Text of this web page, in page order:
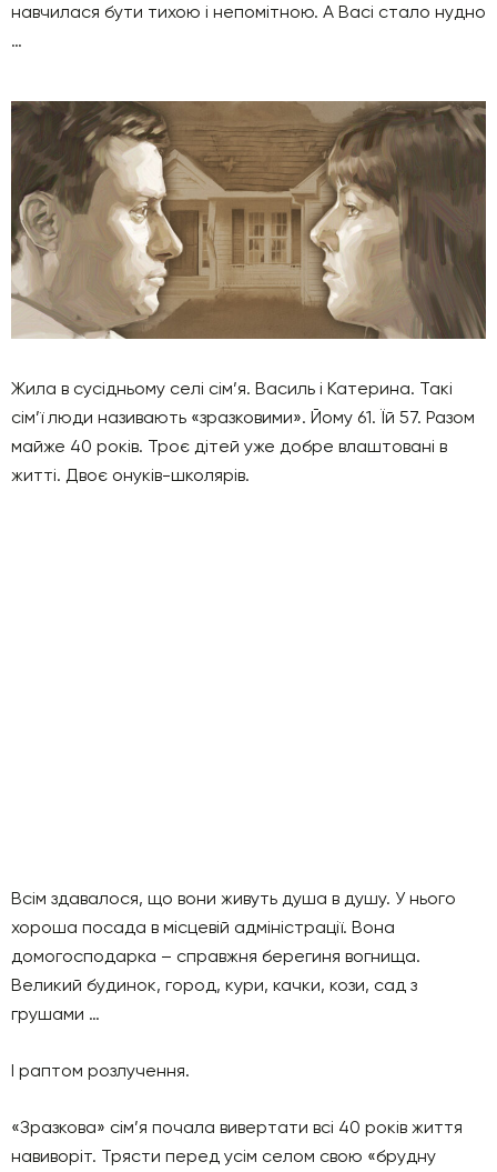
навчилася бути тихою і непомітною. А Васі стало нудно
…
Жила в сусідньому селі сім’я. Василь і Катерина. Такі
сім’ї люди називають «зразковими». Йому 61. Їй 57. Разом
майже 40 років. Троє дітей уже добре влаштовані в
житті. Двоє онуків-школярів.
Всім здавалося, що вони живуть душа в душу. У нього
хороша посада в місцевій адміністрації. Вона
домогосподарка – справжня берегиня вогнища.
Великий будинок, город, кури, качки, кози, сад з
грушами …
І раптом розлучення.
«Зразкова» сім’я почала вивертати всі 40 років життя
навиворіт. Трясти перед усім селом свою «брудну